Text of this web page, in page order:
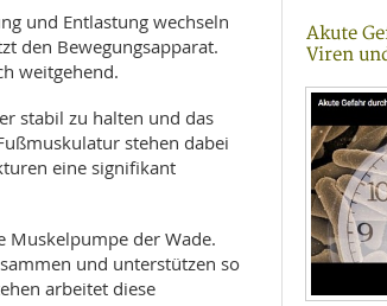
und Entlastung wechseln
den Bewegungsapparat.
weitgehend.
stabil zu halten und das
stehen dabei
eine signifikant
Muskelpumpe der Wade.
und unterstützen so
arbeitet diese
Akute
Viren